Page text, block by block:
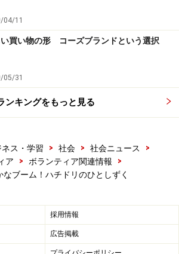
04/11
買い物の形 コーズブランドという選択
05/31
ンキングをもっと見る
ネス・学習 > 社会 > 社会ニュース
>
ア
> ボランティア関連情報
>
なブーム！ハチドリのひとしずく
採用情報
広告掲載